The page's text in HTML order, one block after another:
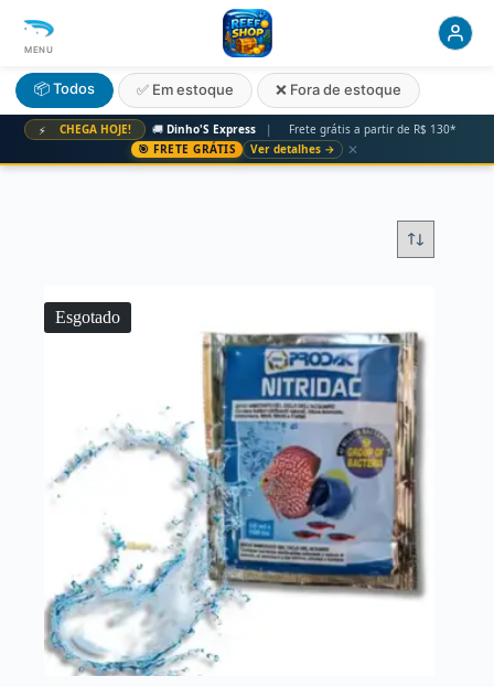
⚡ CHEGA HOJE! 🚚 Dinho'S Express |
Frete grátis a partir de R$ 130*
🎯 FRETE GRÁTIS
Ver detalhes → ✕
MENU
📦 Todos ✅ Em estoque ❌ Fora de estoque
Esgotado